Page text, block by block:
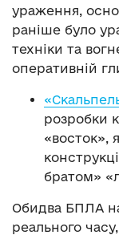
ураження,
раніше було
техніки та
оперативній
розробки
«восток»,
братом»
Обидва БПЛА
реального